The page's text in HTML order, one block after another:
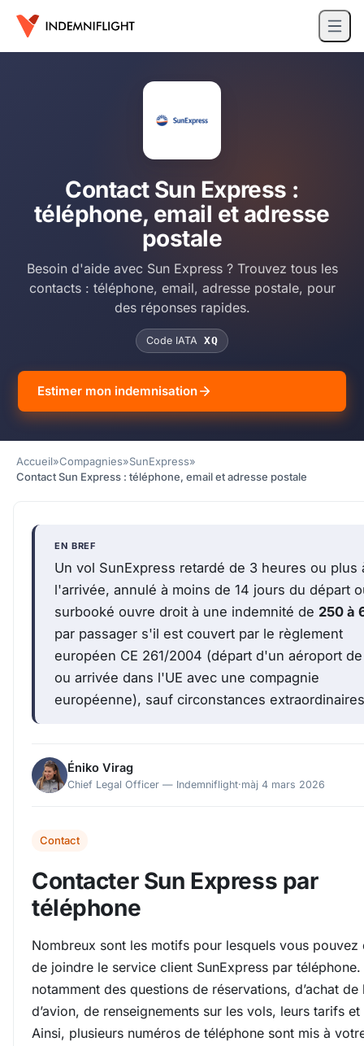
Contact Sun Express :
téléphone, email et adresse
postale
Besoin d'aide avec Sun Express ? Trouvez tous les
contacts : téléphone, email, adresse postale, pour
des réponses rapides.
Code IATA XQ
Estimer mon indemnisation
Accueil»Compagnies»SunExpress»
Contact Sun Express : téléphone, email et adresse postale
EN BREF
Un vol SunExpress retardé de 3 heures ou plus
l'arrivée, annulé à moins de 14 jours du départ
surbooké ouvre droit à une indemnité de 250 à
par passager s'il est couvert par le règlement
européen CE 261/2004 (départ d'un aéroport
ou arrivée dans l'UE avec une compagnie
européenne), sauf circonstances
Éniko Virag
Chief Legal Officer — Indemniflight·màj 4 mars 2026
Contact
Contacter Sun Express par
téléphone
Nombreux sont les motifs pour lesquels vous pouvez
de joindre le service client SunExpress par téléphone.
notamment des questions de réservations, d’achat de
d’avion, de renseignements sur les vols, leurs tarifs
Ainsi, plusieurs numéros de téléphone sont mis à